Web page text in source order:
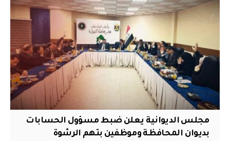
مجلس الديوانية يعلن ضبط مسؤول الحسابات
بديوان المحافظة وموظفين بتهم الرشوة